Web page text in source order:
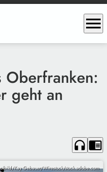
menu
Oberfranken:
geht an
headphones chrome_reader_mode
Kay Gebauer/Wirestock/stock.adobe.com